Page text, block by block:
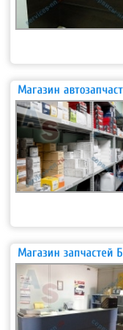
Магазин
Магазин запчастей